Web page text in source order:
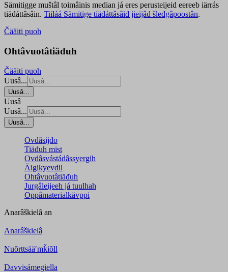
Sämitigge muštâl toimâinis median já eres perusteijeid eereeb iärrás
tiäđáttâsâin. Tiiláá Sämitige tiäđáttâsâid jieijâd šleđgâpoostân.
Čääiti puoh
Ohtâvuotâtiäđuh
Čääiti puoh
Uusâ...
Uusâ...
Uusâ
Uusâ...
Uusâ...
Ovdâsijđo
Tiäđuh mist
Ovdâsvástádâssyergih
Äigikyevdil
Ohtâvuotâtiäđuh
Jurgâleijeeh já tuulhah
Oppâmaterialkävppi
Anarâškielâ an
Anarâškielâ
Nuõrttsääʹmǩiõll
Davvisámegiella